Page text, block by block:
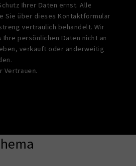
Ihrer Daten ernst. Alle
Sie über dieses Kontaktformular
vertraulich behandelt. Wir
persönlichen Daten nicht an
verkauft oder anderweitig
Vertrauen.